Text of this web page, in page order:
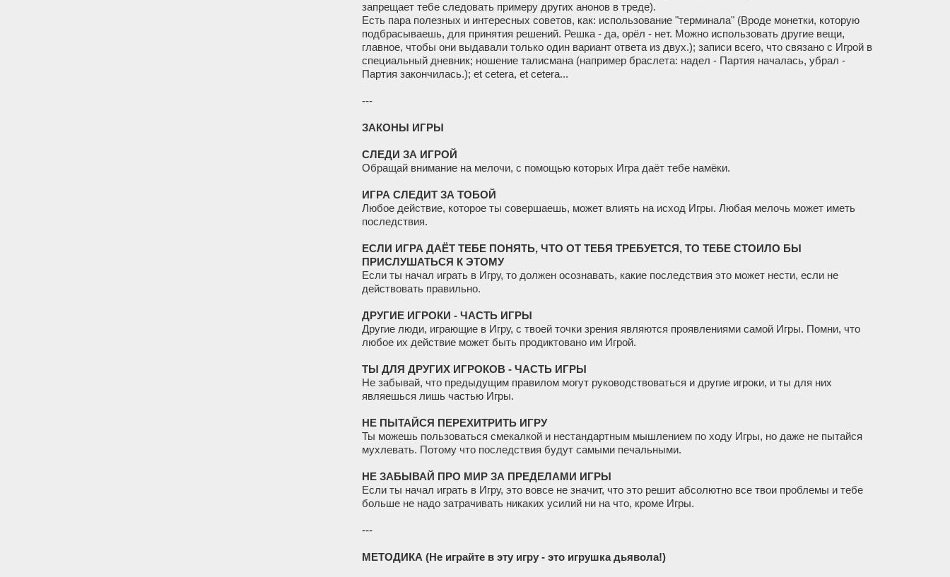
запрещает тебе следовать примеру других анонов в треде).
Есть пара полезных и интересных советов, как: использование "терминала" (Вроде монетки, которую
подбрасываешь, для принятия решений. Решка - да, орёл - нет. Можно использовать другие вещи,
главное, чтобы они выдавали только один вариант ответа из двух.); записи всего, что связано с Игрой в
специальный дневник; ношение талисмана (например браслета: надел - Партия началась, убрал -
Партия закончилась.); et cetera, et cetera...
---
ЗАКОНЫ ИГРЫ
СЛЕДИ ЗА ИГРОЙ
Обращай внимание на мелочи, с помощью которых Игра даёт тебе намёки.
ИГРА СЛЕДИТ ЗА ТОБОЙ
Любое действие, которое ты совершаешь, может влиять на исход Игры. Любая мелочь может иметь
последствия.
ЕСЛИ ИГРА ДАЁТ ТЕБЕ ПОНЯТЬ, ЧТО ОТ ТЕБЯ ТРЕБУЕТСЯ, ТО ТЕБЕ СТОИЛО БЫ
ПРИСЛУШАТЬСЯ К ЭТОМУ
Если ты начал играть в Игру, то должен осознавать, какие последствия это может нести, если не
действовать правильно.
ДРУГИЕ ИГРОКИ - ЧАСТЬ ИГРЫ
Другие люди, играющие в Игру, с твоей точки зрения являются проявлениями самой Игры. Помни, что
любое их действие может быть продиктовано им Игрой.
ТЫ ДЛЯ ДРУГИХ ИГРОКОВ - ЧАСТЬ ИГРЫ
Не забывай, что предыдущим правилом могут руководствоваться и другие игроки, и ты для них
являешься лишь частью Игры.
НЕ ПЫТАЙСЯ ПЕРЕХИТРИТЬ ИГРУ
Ты можешь пользоваться смекалкой и нестандартным мышлением по ходу Игры, но даже не пытайся
мухлевать. Потому что последствия будут самыми печальными.
НЕ ЗАБЫВАЙ ПРО МИР ЗА ПРЕДЕЛАМИ ИГРЫ
Если ты начал играть в Игру, это вовсе не значит, что это решит абсолютно все твои проблемы и тебе
больше не надо затрачивать никаких усилий ни на что, кроме Игры.
---
МЕТОДИКА (Не играйте в эту игру - это игрушка дьявола!)